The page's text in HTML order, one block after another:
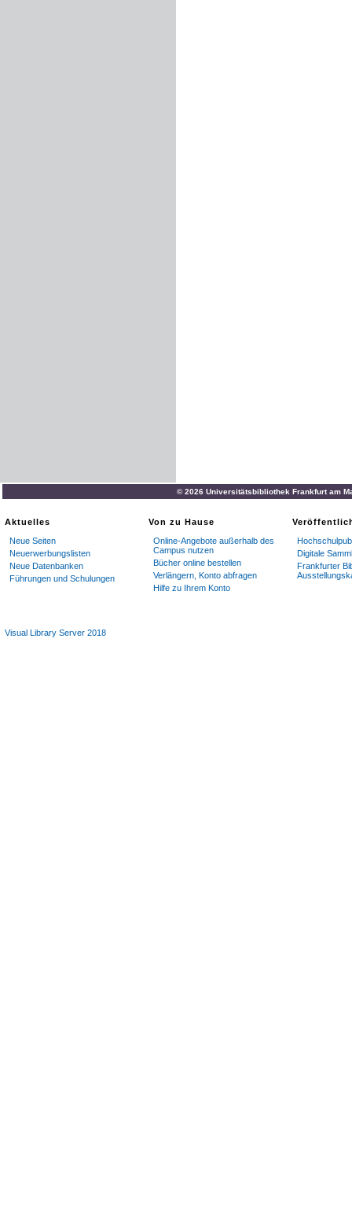
© 2026 Universitätsbibliothek Frankfurt am
Aktuelles
Neue Seiten
Neuerwerbungslisten
Neue Datenbanken
Führungen und Schulungen
Von zu Hause
Online-Angebote außerhalb des
Campus nutzen
Bücher online bestellen
Verlängern, Konto abfragen
Hilfe zu Ihrem Konto
Digitale
Frankfurter
Visual Library Server 2018